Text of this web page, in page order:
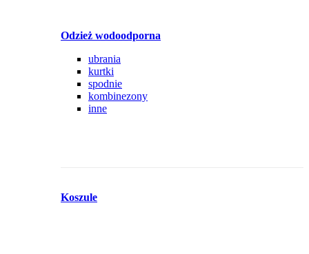
Odzież wodoodporna
ubrania
kurtki
spodnie
kombinezony
inne
Koszule